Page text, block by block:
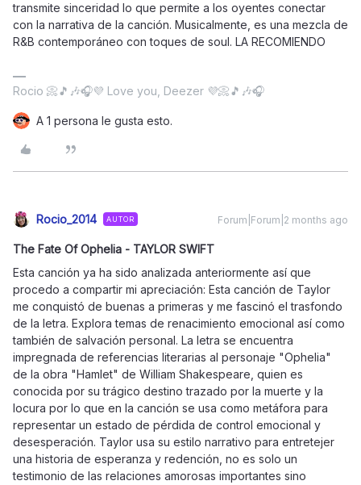
transmite sinceridad lo que permite a los oyentes conectar
con la narrativa de la canción. Musicalmente, es una mezcla de
R&B contemporáneo con toques de soul. LA RECOMIENDO
Rocio 📀🎵🎶🎧💜 Love you, Deezer 💜📀🎵🎶🎧
A 1 persona le gusta esto.
Rocio_2014 AUTOR Forum|Forum|2 months ago
The Fate Of Ophelia - TAYLOR SWIFT
Esta canción ya ha sido analizada anteriormente así que
procedo a compartir mi apreciación: Esta canción de Taylor
me conquistó de buenas a primeras y me fascinó el trasfondo
de la letra. Explora temas de renacimiento emocional así como
también de salvación personal. La letra se encuentra
impregnada de referencias literarias al personaje "Ophelia"
de la obra "Hamlet" de William Shakespeare, quien es
conocida por su trágico destino trazado por la muerte y la
locura por lo que en la canción se usa como metáfora para
representar un estado de pérdida de control emocional y
desesperación. Taylor usa su estilo narrativo para entretejer
una historia de esperanza y redención, no es solo un
testimonio de las relaciones amorosas importantes sino